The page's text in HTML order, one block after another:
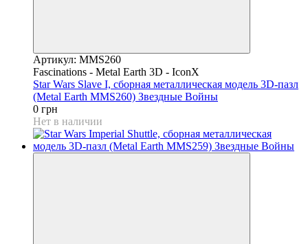
Артикул: MMS260
Fascinations - Metal Earth 3D - IconX
Star Wars Slave I, сборная металлическая модель 3D-пазл
(Metal Earth MMS260) Звездные Войны
0 грн
Нет в наличии